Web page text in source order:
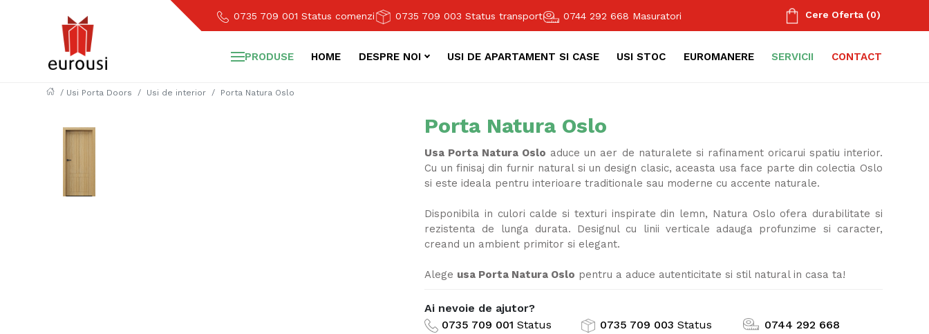
0735 709 001 Status comenzi 0735 709 003Status transport 0744 292 668 Masuratori Cere Oferta(0)
PRODUSE HOME DESPRE NOI USI DE APARTAMENT SI CASE USI STOC EUROMANERE SERVICII CONTACT
/ Usi Porta Doors Usi de interior Porta Natura Oslo
Porta Natura Oslo
Usa Porta Natura Oslo aduce un aer de naturalete si rafinament oricarui spatiu interior.
Cu un finisaj din furnir natural si un design clasic, aceasta usa face parte din colectia Oslo
si este ideala pentru interioare traditionale sau moderne cu accente naturale.
Disponibila in culori calde si texturi inspirate din lemn, Natura Oslo ofera durabilitate si
rezistenta de lunga durata. Designul cu linii verticale adauga profunzime si caracter,
creand un ambient primitor si elegant.
Alege usa Porta Natura Oslo pentru a aduce autenticitate si stil natural in casa ta!
Ai nevoie de ajutor?
0735 709 001 Status
0735 709 003 Status
0744 292 668